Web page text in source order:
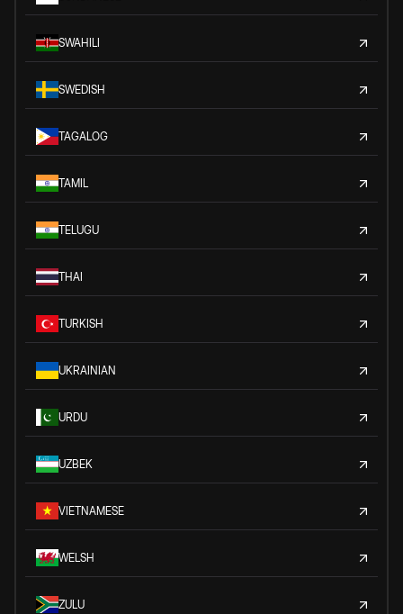
SWAHILI
SWEDISH
TAGALOG
TAMIL
TELUGU
THAI
TURKISH
UKRAINIAN
URDU
UZBEK
VIETNAMESE
WELSH
ZULU